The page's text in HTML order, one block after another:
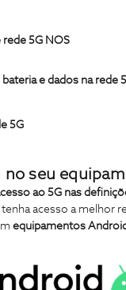
5G NOS
e dados na rede
5G
no seu
ao 5G nas
tenha acesso a melhor
equipamentos